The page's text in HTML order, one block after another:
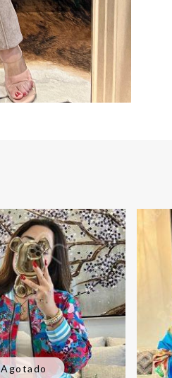
Agotado